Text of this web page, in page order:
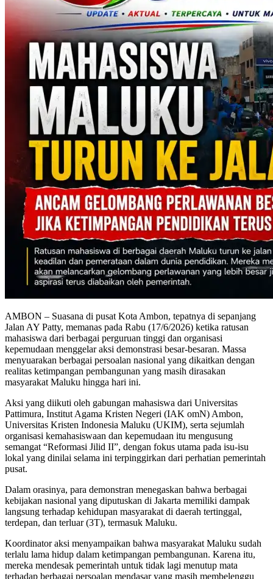
AMBON – Suasana di pusat Kota Ambon, tepatnya di sepanjang
Jalan AY Patty, memanas pada Rabu (17/6/2026) ketika ratusan
mahasiswa dari berbagai perguruan tinggi dan organisasi
kepemudaan menggelar aksi demonstrasi besar-besaran. Massa
menyuarakan berbagai persoalan nasional yang dikaitkan dengan
realitas ketimpangan pembangunan yang masih dirasakan
masyarakat Maluku hingga hari ini.
Aksi yang diikuti oleh gabungan mahasiswa dari Universitas
Pattimura, Institut Agama Kristen Negeri (IAK omN) Ambon,
Universitas Kristen Indonesia Maluku (UKIM), serta sejumlah
organisasi kemahasiswaan dan kepemudaan itu mengusung
semangat “Reformasi Jilid II”, dengan fokus utama pada isu-isu
lokal yang dinilai selama ini terpinggirkan dari perhatian pemerintah
pusat.
Dalam orasinya, para demonstran menegaskan bahwa berbagai
kebijakan nasional yang diputuskan di Jakarta memiliki dampak
langsung terhadap kehidupan masyarakat di daerah tertinggal,
terdepan, dan terluar (3T), termasuk Maluku.
Koordinator aksi menyampaikan bahwa masyarakat Maluku sudah
terlalu lama hidup dalam ketimpangan pembangunan. Karena itu,
mereka mendesak pemerintah untuk tidak lagi menutup mata
terhadap berbagai persoalan mendasar yang masih membelenggu